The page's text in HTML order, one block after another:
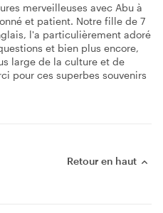
merveilleuses avec Abu à
et patient. Notre fille de 7
l'a particulièrement adoré
et bien plus encore,
large de la culture et de
pour ces superbes souvenirs
Retour en haut